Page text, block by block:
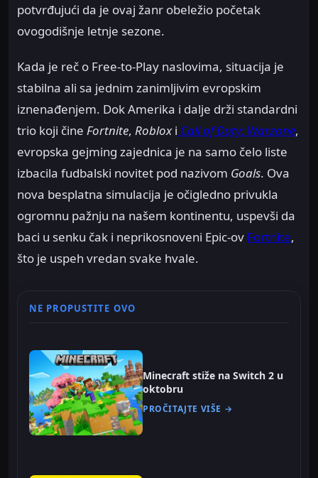
potvrđujući da je ovaj žanr obeležio početak
ovogodišnje letnje sezone.
Kada je reč o Free-to-Play naslovima, situacija je
stabilna ali sa jednim zanimljivim evropskim
iznenađenjem. Dok Amerika i dalje drži standardni
trio koji čine Fortnite, Robloxi Call of Duty: Warzone,
evropska gejming zajednica je na samo čelo liste
izbacila fudbalski novitet pod nazivom Goals. Ova
nova besplatna simulacija je očigledno privukla
ogromnu pažnju na našem kontinentu, uspevši da
baci u senku čak i neprikosnoveni Epic-ov Fortnite,
što je uspeh vredan svake hvale.
NE PROPUSTITE OVO
Minecraft stiže na Switch 2 u
oktobru
PROČITAJTE VIŠE →